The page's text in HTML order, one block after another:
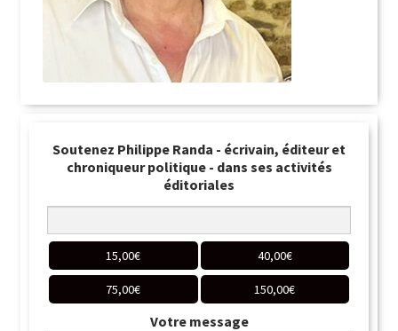
Soutenez Philippe Randa - écrivain, éditeur et
chroniqueur politique - dans ses activités
éditoriales
15,00€ 40,00€
75,00€ 150,00€
Votre message